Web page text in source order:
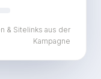
& Sitelinks aus der
Kampagne